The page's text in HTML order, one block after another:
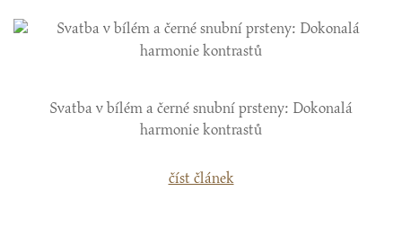
Svatba v bílém a černé snubní prsteny: Dokonalá
harmonie kontrastů
číst článek